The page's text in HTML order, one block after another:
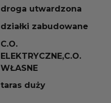
droga utwardzona
działki zabudowane
C.O.
ELEKTRYCZNE,C.O.
WŁASNE
taras duży